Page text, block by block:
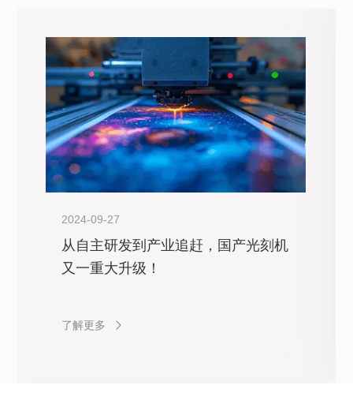
2024-09-27
从自主研发到产业追赶，国产光刻机
又一重大升级！
了解更多